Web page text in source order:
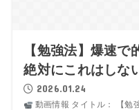
【勉強法】爆速で
絶対にこれはしな
2026.01.24
動画情報 タイトル： 【勉